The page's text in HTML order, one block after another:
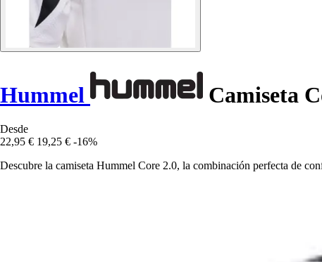
Hummel Camiseta
Desde
22,95 € 19,25 € -16%
Descubre la camiseta Hummel Core 2.0, la combinación perfecta de